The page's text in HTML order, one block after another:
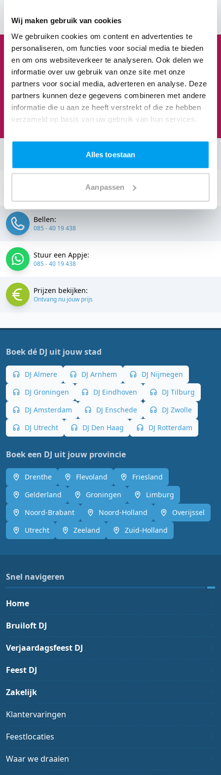
Wij maken gebruik van cookies
We gebruiken cookies om content en advertenties te
personaliseren, om functies voor social media te bieden
en om ons websiteverkeer te analyseren. Ook delen we
informatie over uw gebruik van onze site met onze
partners voor social media, adverteren en analyse. Deze
partners kunnen deze gegevens combineren met andere
informatie die u aan ze heeft verstrekt of die ze hebben
verzameld op basis van uw gebruik van hun services.
Alles toestaan
Aanpassen
1 3 8 3
Feesten om naar uit te kijken
We staan te popelen!
Stuur een email:
info@thedjcompany.nl
Bellen:
085 - 40 19 438
Stuur een Appje:
085 - 40 19 438
Prijzen bekijken:
Ontvang nu jouw prijs
Boek dé DJ uit jouw stad
DJ Almere DJ Arnhem
DJ Nijmegen
DJ Groningen
DJ Eindhoven
DJ Tilburg
DJ Amsterdam
DJ Enschede
DJ Zwolle
DJ Utrecht
DJ Den Haag DJ Rotterdam
Boek een DJ uit jouw provincie
Drenthe Flevoland
Friesland
Gelderland
Groningen
Limburg
Noord-Brabant
Noord-Holland
Overijssel
Utrecht
Zeeland Zuid-Holland
Snel navigeren
Home
Bruiloft DJ
Verjaardagsfeest DJ
Feest DJ
Zakelijk
Klantervaringen
Feestlocaties
Waar we draaien